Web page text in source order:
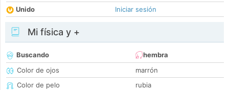
Unido
Iniciar sesión
Mi física y +
Buscando
hembra
Color de ojos
marrón
Color de pelo
rubia